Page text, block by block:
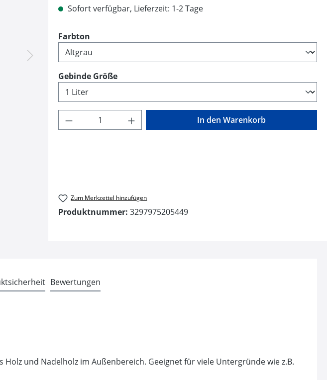
Sofort verfügbar, Lieferzeit: 1-2 Tage
Farbton
Gebinde Größeauswählen
Produkt Anzahl: Gib den gewünschten Wert
In den Warenkorb
Zum Merkzettel hinzufügen
Produktnummer: 3297975205449
Bewertungen
Holz und Nadelholz im Außenbereich. Geeignet für viele Untergründe wie z.B.